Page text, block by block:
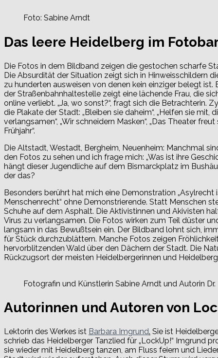
Foto: Sabine Arndt
Das leere Heidelberg im
Die Fotos in dem Bildband zeigen die gestochen scharfe
Die Absurdität der Situation zeigt sich in Hinweisschildern
zu hunderten ausweisen von denen kein einziger belegt ist.
der Straßenbahnhaltestelle zeigt eine lächende Frau, die
online verliebt. „Ja, wo sonst?“, fragt sich die Betrachterin.
die Plakate der Stadt: „Bleiben sie daheim“, „Helfen sie mit,
verlangsamen“, „Wir schneidern Masken“, „Das Theater
Frühjahr“.
Die Altstadt, Westadt, Bergheim, Neuenheim: Manchmal
den Fotos zu sehen und ich frage mich: „Was ist ihre
hängt dieser Jugendliche auf dem Bismarckplatz im
der das?
Besonders berührt hat mich eine Demonstration „Asylrecht
Menschenrecht“ ohne Demonstrierende. Statt Menschen
Schuhe auf dem Asphalt. Die Aktivistinnen und Akivisten
Virus zu verlangsamen. Die Fotos wirken zum Teil düster
langsam in das Bewußtsein ein. Der Bildband lohnt sich,
für Stück durchzublättern. Manche Fotos zeigen
hervorblitzenden Wald über den Dächern der Stadt. Die
Rückzugsort der meisten Heidelbergerinnen und
Fotografin und Künstlerin Sabine Arndt und Autorin
Autorinnen und Autoren von
Lektorin des Werkes ist Barbara Imgrund. Sie ist
schrieb das Heidelberger Tanzlied für „LockUp!“ Imgrund
sie wieder mit Heidelberg tanzen, am Fluss feiern und